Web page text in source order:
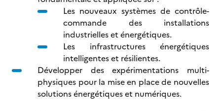
Les nouveaux systèmes de contrôle-
commande des installations
industrielles et énergétiques.
Les infrastructures énergétiques
intelligentes et résilientes.
Développer des expérimentations multi-
physiques pour la mise en place de nouvelles
solutions énergétiques et numériques.